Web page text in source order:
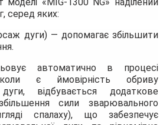
серед яких:
дуги) — допомагає збільшити
автоматично в процесі
є ймовірність обриву
відбувається додаткове
сили зварювального
спалаху), що забезпечує